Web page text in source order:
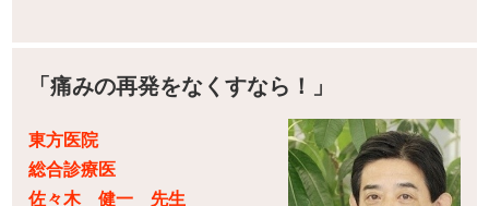
「痛みの再発をなくすなら！」
東方医院
総合診療医
佐々木 健一 先生